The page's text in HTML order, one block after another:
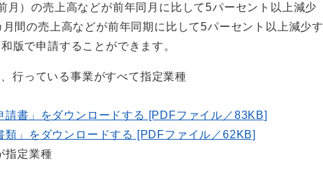
月）の売上高などが前年同月に比して5パーセント以上減少
間の売上高などが前年同期に比して5パーセント以上減少す
版で申請することができます。
行っている事業がすべて指定業種
請書」をダウンロードする [PDFファイル／83KB]
類」をダウンロードする [PDFファイル／62KB]
指定業種